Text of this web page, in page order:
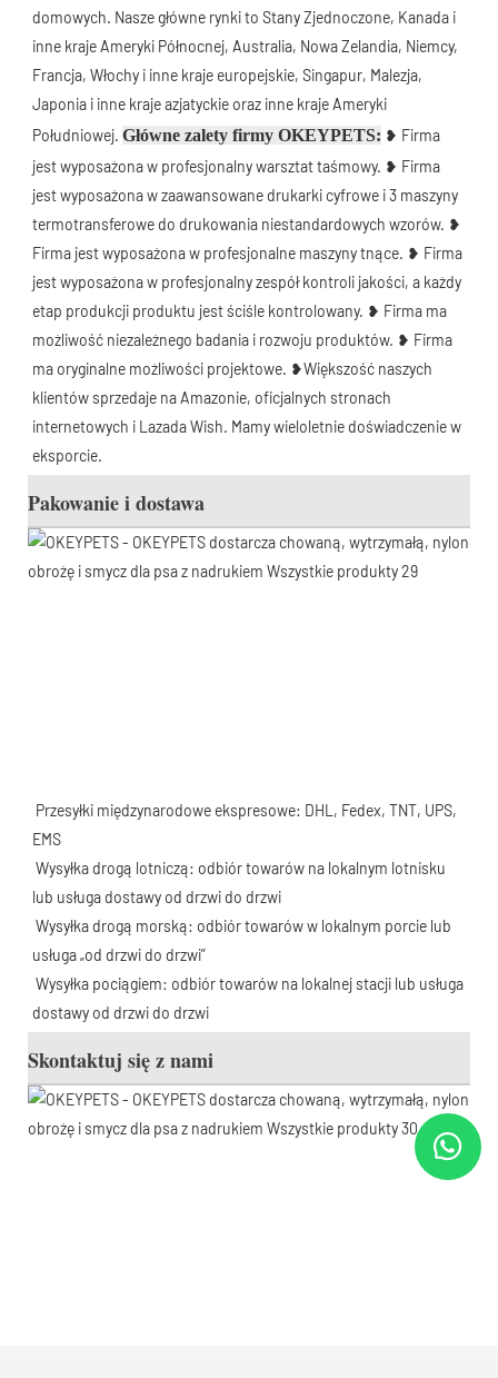
domowych. Nasze główne rynki to Stany Zjednoczone, Kanada i
inne kraje Ameryki Północnej, Australia, Nowa Zelandia, Niemcy,
Francja, Włochy i inne kraje europejskie, Singapur, Malezja,
Japonia i inne kraje azjatyckie oraz inne kraje Ameryki
Południowej. Główne zalety firmy OKEYPETS: ❥ Firma
jest wyposażona w profesjonalny warsztat taśmowy. ❥ Firma
jest wyposażona w zaawansowane drukarki cyfrowe i 3 maszyny
termotransferowe do drukowania niestandardowych wzorów. ❥
Firma jest wyposażona w profesjonalne maszyny tnące. ❥ Firma
jest wyposażona w profesjonalny zespół kontroli jakości, a każdy
etap produkcji produktu jest ściśle kontrolowany. ❥ Firma ma
możliwość niezależnego badania i rozwoju produktów. ❥ Firma
ma oryginalne możliwości projektowe. ❥Większość naszych
klientów sprzedaje na Amazonie, oficjalnych stronach
internetowych i Lazada Wish. Mamy wieloletnie doświadczenie w
eksporcie.
Pakowanie i dostawa
Przesyłki międzynarodowe ekspresowe: DHL, Fedex, TNT, UPS,
EMS
lub usługa dostawy od drzwi do drzwi
usługa „od drzwi do drzwi”
dostawy od drzwi do drzwi
Skontaktuj się z nami